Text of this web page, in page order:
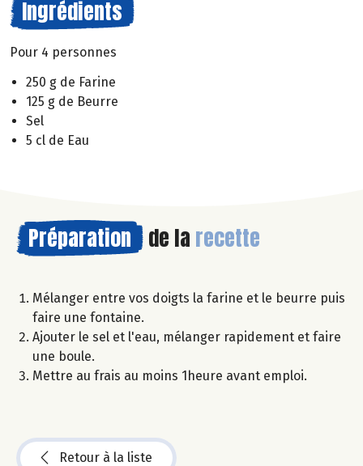
Ingrédients
Pour 4 personnes
250 g de Farine
125 g de Beurre
Sel
5 cl de Eau
Préparation de la recette
Mélanger entre vos doigts la farine et le beurre puis
faire une fontaine.
Ajouter le sel et l'eau, mélanger rapidement et faire
une boule.
Mettre au frais au moins 1heure avant emploi.
Retour à la liste